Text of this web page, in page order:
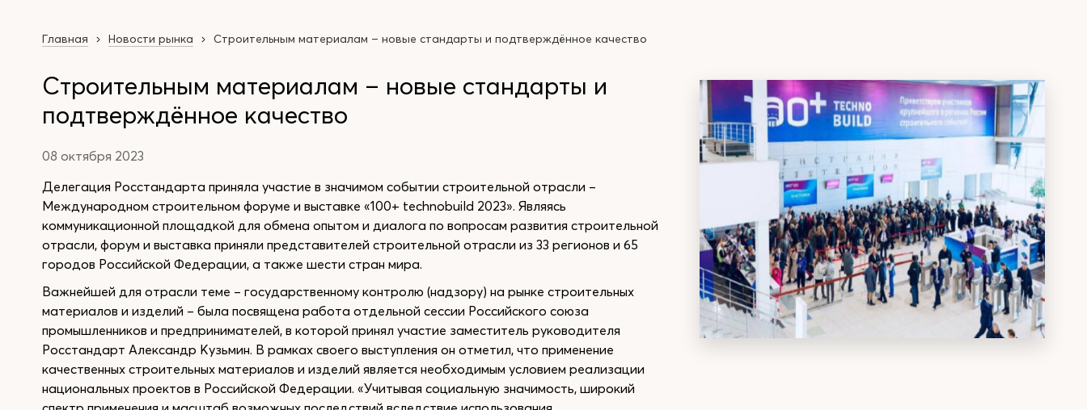
Главная Новости рынка Строительным материалам – новые стандарты и подтверждённое качество
Строительным материалам – новые стандарты и
подтверждённое качество
08 октября 2023
Делегация Росстандарта приняла участие в значимом событии строительной отрасли –
Международном строительном форуме и выставке «100+ technobuild 2023». Являясь
коммуникационной площадкой для обмена опытом и диалога по вопросам развития строительной
отрасли, форум и выставка приняли представителей строительной отрасли из 33 регионов и 65
городов Российской Федерации, а также шести стран мира.
Важнейшей для отрасли теме – государственному контролю (надзору) на рынке строительных
материалов и изделий – была посвящена работа отдельной сессии Российского союза
промышленников и предпринимателей, в которой принял участие заместитель руководителя
Росстандарт Александр Кузьмин. В рамках своего выступления он отметил, что применение
качественных строительных материалов и изделий является необходимым условием реализации
национальных проектов в Российской Федерации. «Учитывая социальную значимость, широкий